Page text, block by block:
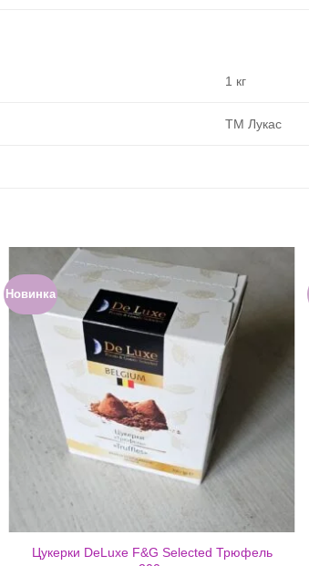
1 кг
ТМ Лукас
Новинка
Цукерки DeLuxe F&G Selected Трюфель